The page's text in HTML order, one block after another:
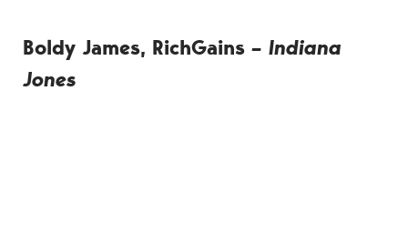
Boldy James, RichGains – Indiana
Jones